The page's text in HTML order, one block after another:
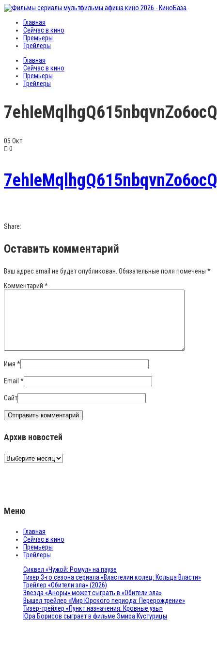
Главная
Сейчас в кино
Премьеры
Трейлеры
Главная
Сейчас в кино
Премьеры
Трейлеры
05 Окт
0
Share:
Оставить комментарий
Ваш адрес email не будет опубликован. Обязательные поля помечены *
Комментарий *
Имя *
Email *
Сайт
Архив новостей
Архив
новостей
Меню
Главная
Сейчас в кино
Премьеры
Трейлеры
Сиквел «Чужой: Ромул» на паузе
Тизер 3-го сезона сериала «Властелин колец: Кольца Власти»
Трейлер «Обители зла» (2026)
Звезда «Аноры» может сыграть в «Обители зла»
Вышел трейлер «Мир Юрского периода: Перерождение»
Тизер-трейлер «Пункт назначения: Кровные узы»
Юра Борисов сыграет в фильме Эмира Кустурицы